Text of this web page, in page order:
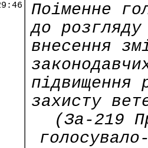
Поіменне
до
внесення
підвищення
захисту
(За-219